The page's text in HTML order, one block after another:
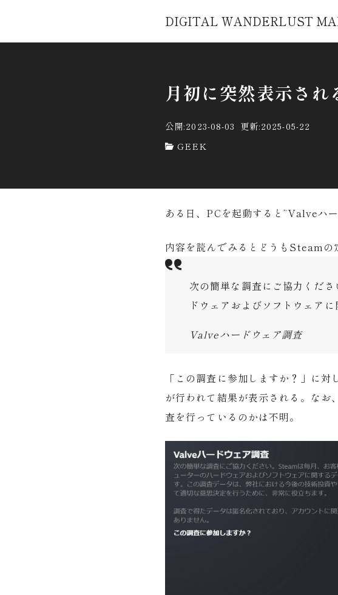
DIGITAL WANDERLUST
月初に突然表示さ
公開:2023-08-03 更新:2025-05-22
GEEK
ある日、PCを起動すると“Valveハ
内容を読んでみるとどうもSteamの
次の簡単な調査にご協力くだ
ドウェアおよびソフトウェア
Valveハードウェア調査
「この調査に参加しますか？」に
が行われて結果が表示される。な
査を行っているのかは不明。